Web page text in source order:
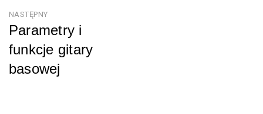
NASTĘPNY
Parametry i
funkcje gitary
basowej